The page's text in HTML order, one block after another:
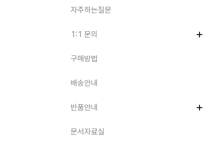
자주하는질문
1:1 문의
구매방법
배송안내
반품안내
문서자료실